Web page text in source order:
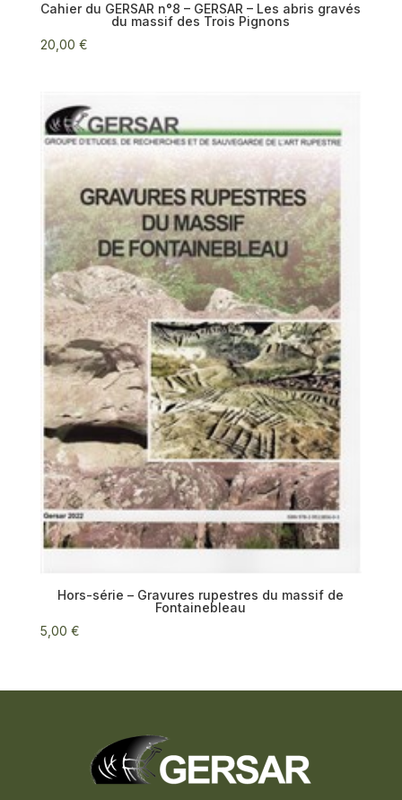
Cahier du GERSAR n°8 – GERSAR – Les abris gravés
du massif des Trois Pignons
20,00 €
Hors-série – Gravures rupestres du massif de
Fontainebleau
5,00 €